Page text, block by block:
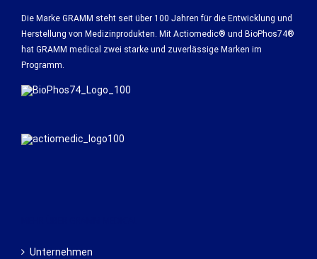
Die Marke GRAMM steht seit über 100 Jahren für die Entwicklung und
Herstellung von Medizinprodukten. Mit Actiomedic® und BioPhos74®
hat GRAMM medical zwei starke und zuverlässige Marken im
Programm.
Unternehmen